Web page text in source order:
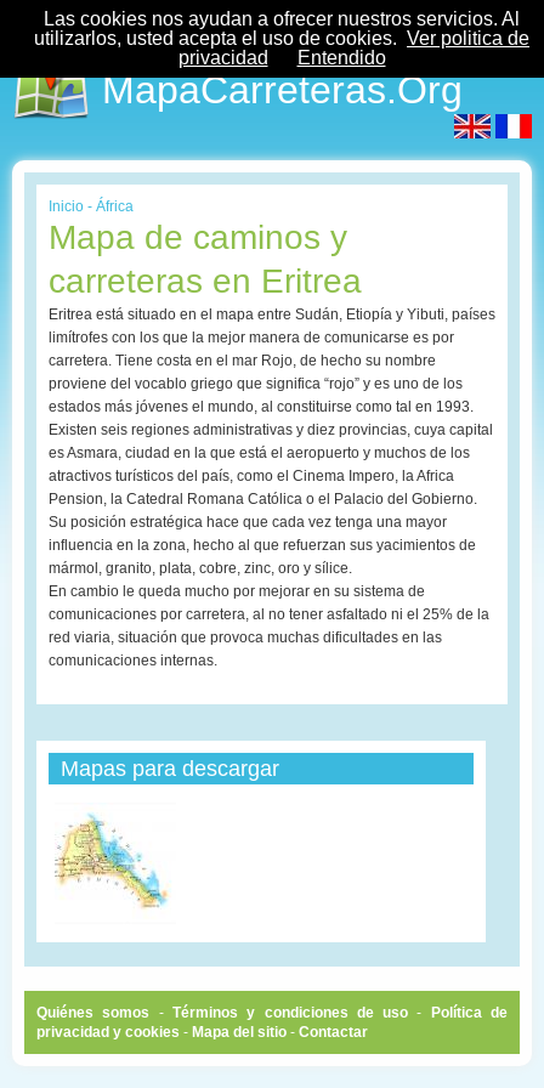
MapaCarreteras.Org
Inicio - África
Mapa de caminos y
carreteras en Eritrea
Eritrea está situado en el mapa entre Sudán, Etiopía y Yibuti, países
limítrofes con los que la mejor manera de comunicarse es por
carretera. Tiene costa en el mar Rojo, de hecho su nombre
proviene del vocablo griego que significa “rojo” y es uno de los
estados más jóvenes el mundo, al constituirse como tal en 1993.
Existen seis regiones administrativas y diez provincias, cuya capital
es Asmara, ciudad en la que está el aeropuerto y muchos de los
atractivos turísticos del país, como el Cinema Impero, la Africa
Pension, la Catedral Romana Católica o el Palacio del Gobierno.
Su posición estratégica hace que cada vez tenga una mayor
influencia en la zona, hecho al que refuerzan sus yacimientos de
mármol, granito, plata, cobre, zinc, oro y sílice.
En cambio le queda mucho por mejorar en su sistema de
comunicaciones por carretera, al no tener asfaltado ni el 25% de la
red viaria, situación que provoca muchas dificultades en las
comunicaciones internas.
Mapas para descargar
Quiénes somos - Términos y condiciones de uso -
Política de
privacidad y cookies - Mapa del sitio - Contactar
Las cookies nos ayudan a ofrecer nuestros servicios. Al
utilizarlos, usted acepta el uso de cookies. Ver politica de
privacidad
Entendido